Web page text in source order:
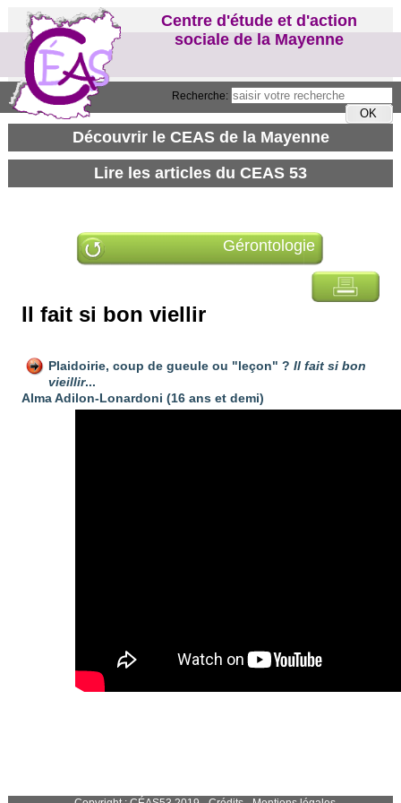
Recherche:
Centre d'étude et d'action
sociale de la Mayenne
Gérontologie
Il fait si bon viellir
Plaidoirie, coup de gueule ou "leçon" ? Il fait si bon
vieillir...
Alma Adilon-Lonardoni (16 ans et demi)